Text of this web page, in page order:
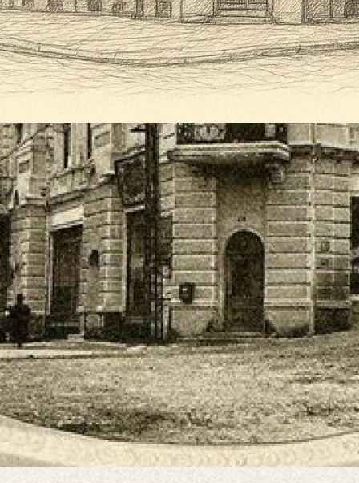
Мы единственная
историческая
столовая в России,
которая существует
с 1923г.